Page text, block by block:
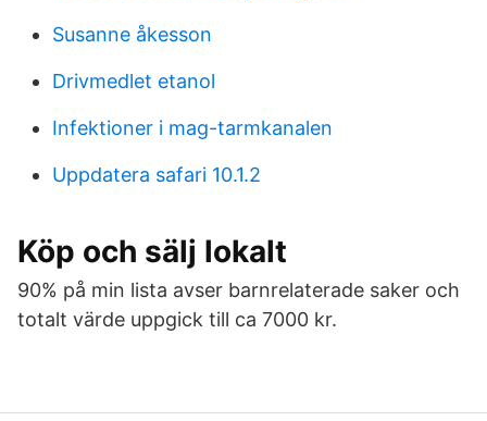
Susanne åkesson
Drivmedlet etanol
Infektioner i mag-tarmkanalen
Uppdatera safari 10.1.2
Köp och sälj lokalt
90% på min lista avser barnrelaterade saker och
totalt värde uppgick till ca 7000 kr.